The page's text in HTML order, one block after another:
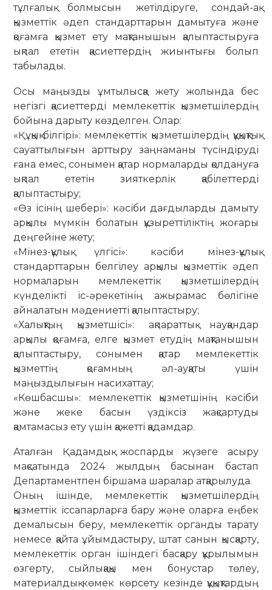
тұлғалық болмысын жетілдіруге, сондай-ақ
қызметтік әдеп стандарттарын дамытуға және
қоғамға қызмет ету мақтанышын қалыптастыруға
ықпал ететін қасиеттердің жиынтығы болып
табылады.
Осы маңызды ұмтылысқа жету жолында бес
негізгі қасиеттерді мемлекеттік қызметшілердің
бойына дарыту көзделген. Олар:
«Құқық білгірі»: мемлекеттік қызметшілердің құқықтық
сауаттылығын арттыру заңнаманы түсіндіруді
ғана емес, сонымен қатар нормаларды қолдануға
ықпал ететін зияткерлік қабілеттерді
қалыптастыру;
«Өз ісінің шебері»: кәсіби дағдыларды дамыту
арқылы мүмкін болатын құзыреттіліктің жоғары
деңгейіне жету;
«Мінез-құлық үлгісі»: кәсіби мінез-құлық
стандарттарын белгілеу арқылы қызметтік әдеп
нормаларын мемлекеттік қызметшілердің
күнделікті іс-әрекетінің ажырамас бөлігіне
айналатын мәдениетті қалыптастыру;
«Халықтың қызметшісі»: ақпараттық науқандар
арқылы қоғамға, елге қызмет етудің мақтанышын
қалыптастыру, сонымен қатар мемлекеттік
қызметтің қоғамның әл-ауқаты үшін
маңыздылығын насихаттау;
«Көшбасшы»: мемлекеттік қызметшінің кәсіби
және жеке басын үздіксіз жақсартуды
қамтамасыз ету үшін қажетті қадамдар.
Аталған Қадамдық жоспарды жүзеге асыру
мақсатында 2024 жылдың басынан бастап
Департаментпен біршама шаралар атқарылуда.
Оның ішінде, мемлекеттік қызметшілердің
қызметтік іссапарларға бару және оларға еңбек
демалысын беру, мемлекеттік органды тарату
немесе қайта ұйымдастыру, штат санын қысқарту,
мемлекеттік орган ішіндегі басқару құрылымын
өзгерту, сыйлықақы мен бонустар төлеу,
материалдық көмек көрсету кезінде құқықтардың